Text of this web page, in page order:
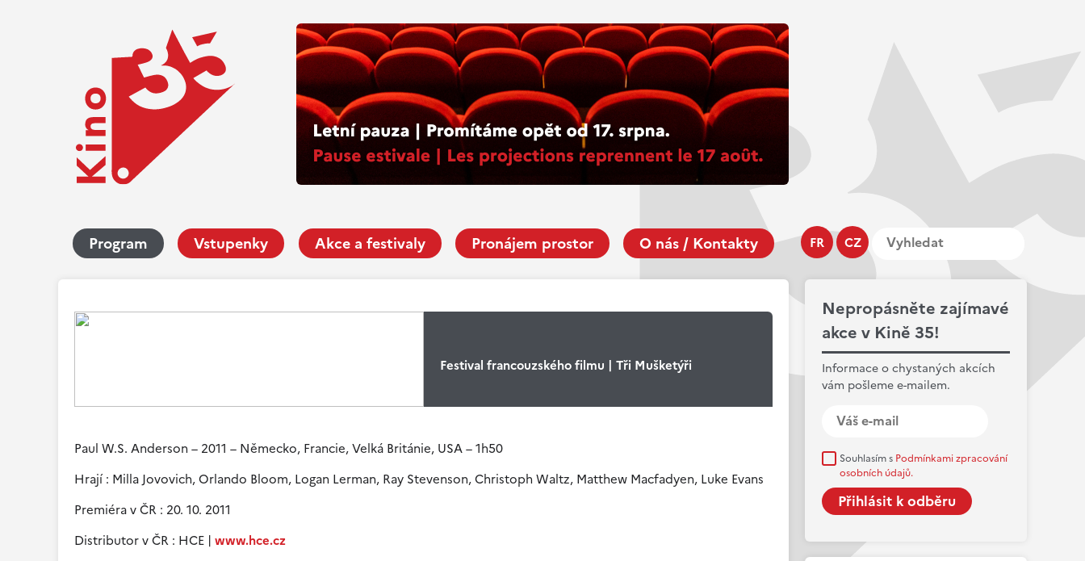
FR CZ
Program Vstupenky Akce a festivaly Pronájem prostor O nás / Kontakty
Nepropásněte zajímavé
akce v Kině 35!
Informace o chystaných akcích
vám pošleme e-mailem.
Souhlasím s Podmínkami zpracování
osobních údajů.
Festival francouzského filmu | Tři Mušketýři
Paul W.S. Anderson – 2011 – Německo, Francie, Velká Británie, USA – 1h50
Hrají : Milla Jovovich, Orlando Bloom, Logan Lerman, Ray Stevenson, Christoph Waltz, Matthew Macfadyen, Luke Evans
Premiéra v ČR : 20. 10. 2011
Distributor v ČR : HCE | www.hce.cz